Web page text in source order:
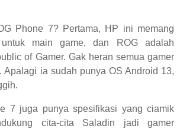
Phone 7? Pertama, HP ini memang
main game, dan ROG adalah
of Gamer. Gak heran semua gamer
Apalagi ia sudah punya OS Android 13,
7 juga punya spesifikasi yang ciamik
cita-cita Saladin jadi gamer